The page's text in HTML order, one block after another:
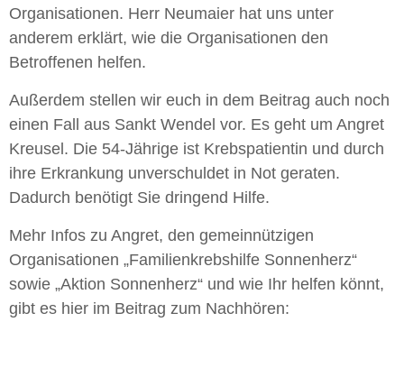
Organisationen. Herr Neumaier hat uns unter
anderem erklärt, wie die Organisationen den
Betroffenen helfen.
Außerdem stellen wir euch in dem Beitrag auch noch
einen Fall aus Sankt Wendel vor. Es geht um Angret
Kreusel. Die 54-Jährige ist Krebspatientin und durch
ihre Erkrankung unverschuldet in Not geraten.
Dadurch benötigt Sie dringend Hilfe.
Mehr Infos zu Angret, den gemeinnützigen
Organisationen „Familienkrebshilfe Sonnenherz“
sowie „Aktion Sonnenherz“ und wie Ihr helfen könnt,
gibt es hier im Beitrag zum Nachhören: